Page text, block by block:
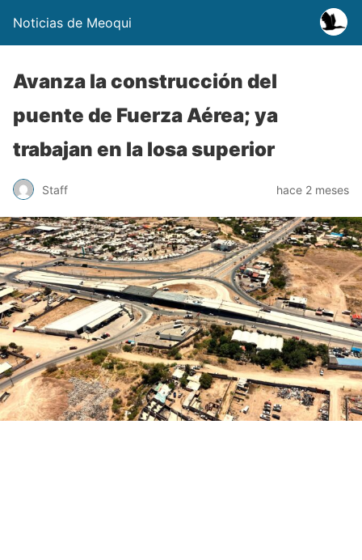
Noticias de Meoqui
Avanza la construcción del
puente de Fuerza Aérea; ya
trabajan en la losa superior
Staff hace 2 meses